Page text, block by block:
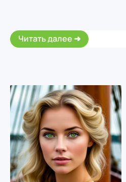
Читать далее